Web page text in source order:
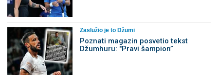
Zaslužio je to Džumi
Poznati magazin posvetio tekst
Džumhuru: "Pravi šampion”